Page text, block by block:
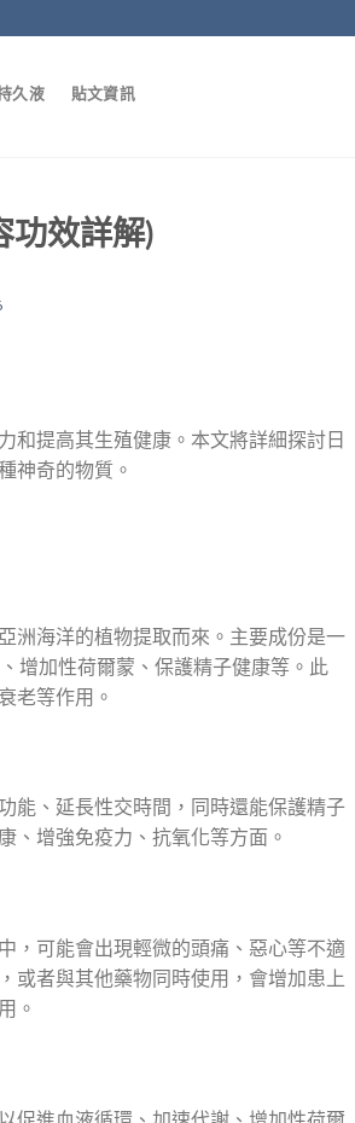
久液 貼文資訊
功效詳解)
和提高其生殖健康。本文將詳細探討日
神奇的物質。
洲海洋的植物提取而來。主要成份是一
增加性荷爾蒙、保護精子健康等。此
老等作用。
能、延長性交時間，同時還能保護精子
、增強免疫力、抗氧化等方面。
，可能會出現輕微的頭痛、惡心等不適
或者與其他藥物同時使用，會增加患上
。